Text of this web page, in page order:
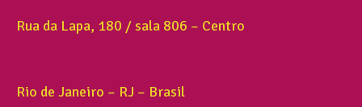
Rua da Lapa, 180 / sala 806 – Centro
Rio de Janeiro – RJ – Brasil